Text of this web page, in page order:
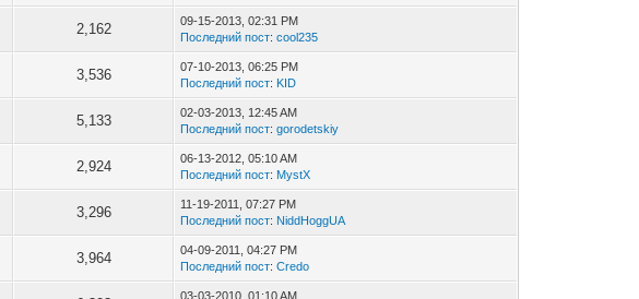
2,162
09-15-2013, 02:31 PM
Последний пост:cool235
3,536
07-10-2013, 06:25 PM
Последний пост: KID
5,133
02-03-2013, 12:45 AM
Последний пост:gorodetskiy
2,924
06-13-2012, 05:10 AM
Последний пост: MystX
3,296
11-19-2011, 07:27 PM
Последний пост: NiddHoggUA
3,964
04-09-2011, 04:27 PM
Последний пост:Credo
03-03-2010, 01:10 AM